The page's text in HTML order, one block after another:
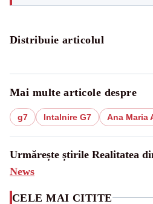
Distribuie articolul
Mai multe articole despre
g7 Intalnire G7 Ana Maria
Urmărește știrile Realitatea
News
CELE MAI CITITE